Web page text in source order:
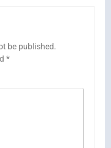
be published.
*